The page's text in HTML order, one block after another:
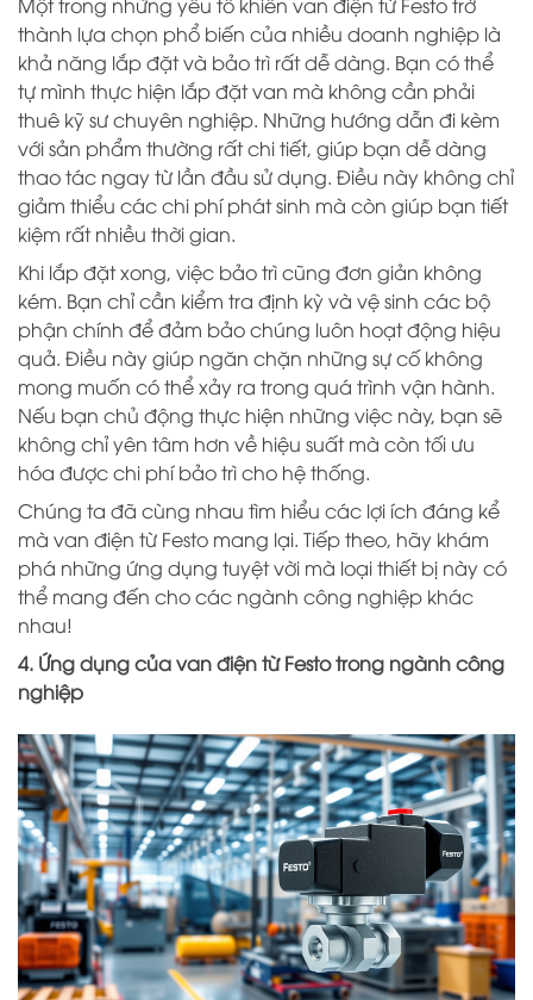
thành lựa chọn phổ biến của nhiều doanh nghiệp là
khả năng lắp đặt và bảo trì rất dễ dàng. Bạn có thể
tự mình thực hiện lắp đặt van mà không cần phải
thuê kỹ sư chuyên nghiệp. Những hướng dẫn đi kèm
với sản phẩm thường rất chi tiết, giúp bạn dễ dàng
thao tác ngay từ lần đầu sử dụng. Điều này không chỉ
giảm thiểu các chi phí phát sinh mà còn giúp bạn tiết
kiệm rất nhiều thời gian.
Khi lắp đặt xong, việc bảo trì cũng đơn giản không
kém. Bạn chỉ cần kiểm tra định kỳ và vệ sinh các bộ
phận chính để đảm bảo chúng luôn hoạt động hiệu
quả. Điều này giúp ngăn chặn những sự cố không
mong muốn có thể xảy ra trong quá trình vận hành.
Nếu bạn chủ động thực hiện những việc này, bạn sẽ
không chỉ yên tâm hơn về hiệu suất mà còn tối ưu
hóa được chi phí bảo trì cho hệ thống.
Chúng ta đã cùng nhau tìm hiểu các lợi ích đáng kể
mà van điện từ Festo mang lại. Tiếp theo, hãy khám
phá những ứng dụng tuyệt vời mà loại thiết bị này có
thể mang đến cho các ngành công nghiệp khác
nhau!
4. Ứng dụng của van điện từ Festo trong ngành công
nghiệp